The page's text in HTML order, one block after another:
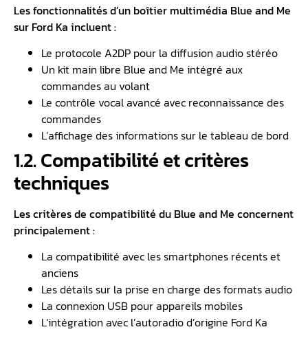
Les fonctionnalités d’un boîtier multimédia Blue and Me
sur Ford Ka incluent :
Le protocole A2DP pour la diffusion audio stéréo
Un kit main libre Blue and Me intégré aux
commandes au volant
Le contrôle vocal avancé avec reconnaissance des
commandes
L’affichage des informations sur le tableau de bord
1.2. Compatibilité et critères
techniques
Les critères de compatibilité du Blue and Me concernent
principalement :
La compatibilité avec les smartphones récents et
anciens
Les détails sur la prise en charge des formats audio
La connexion USB pour appareils mobiles
L’intégration avec l’autoradio d’origine Ford Ka